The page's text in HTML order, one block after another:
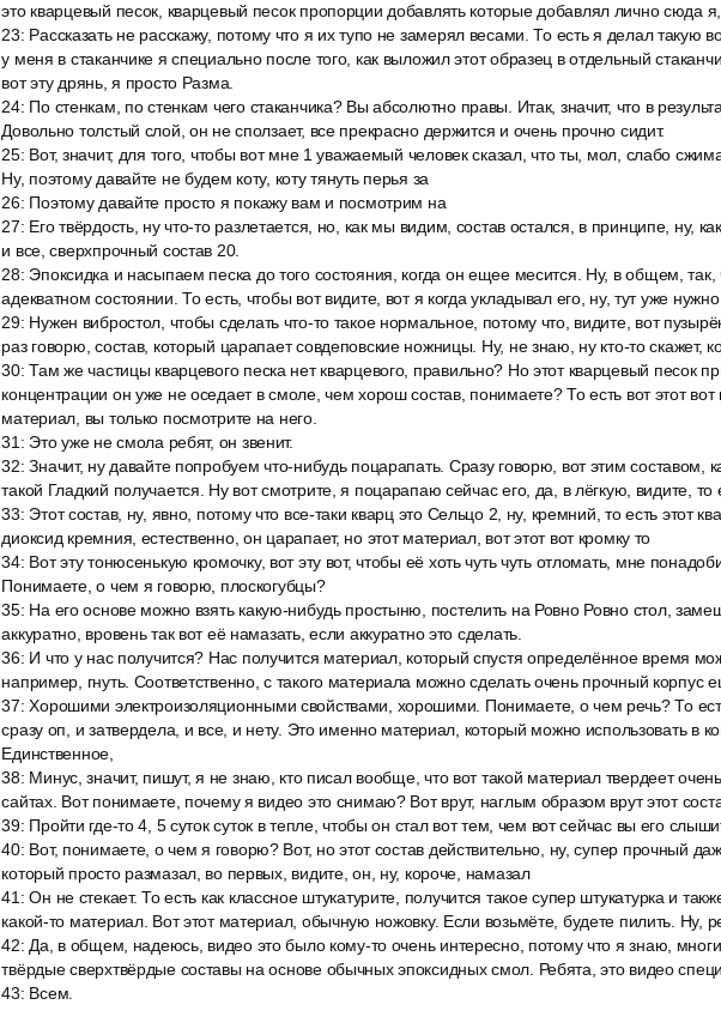
это кварцевый песок, кварцевый песок пропорции добавлять которые добавлял лично сюда
23: Рассказать не расскажу, потому что я их тупо не замерял весами. То есть я делал такую
у меня в стаканчике я специально после того, как выложил этот образец в отдельный
вот эту дрянь, я просто Разма.
24: По стенкам, по стенкам чего стаканчика? Вы абсолютно правы. Итак, значит, что в
Довольно толстый слой, он не сползает, все прекрасно держится и очень прочно сидит.
25: Вот, значит, для того, чтобы вот мне 1 уважаемый человек сказал, что ты, мол, слабо
Ну, поэтому давайте не будем коту, коту тянуть перья за
26: Поэтому давайте просто я покажу вам и посмотрим на
27: Его твёрдость, ну что-то разлетается, но, как мы видим, состав остался, в принципе, ну,
и все, сверхпрочный состав 20.
28: Эпоксидка и насыпаем песка до того состояния, когда он ещее месится. Ну, в общем,
адекватном состоянии. То есть, чтобы вот видите, вот я когда укладывал его, ну, тут уже нужно
29: Нужен вибростол, чтобы сделать что-то такое нормальное, потому что, видите, вот
раз говорю, состав, который царапает совдеповские ножницы. Ну, не знаю, ну кто-то скажет,
30:Там же частицы кварцевого песка нет кварцевого, правильно? Но этот кварцевый песок
концентрации он уже не оседает в смоле, чем хорош состав, понимаете? То есть вот этот вот
материал, вы только посмотрите на него.
31 : Это уже не смола ребят, он звенит.
32:Значит, ну давайте попробуем что-нибудь поцарапать. Сразу говорю, вот этим составом,
такой Гладкий получается. Ну вот смотрите, я поцарапаю сейчас его, да, в лёгкую, видите, то
33: Этот состав, ну, явно, потому что все-таки кварц это Сельцо 2, ну, кремний, то есть этот
диоксид кремния, естественно, он царапает, но этот материал, вот этот вот кромку то
34: Вот эту тонюсенькую кромочку, вот эту вот, чтобы её хоть чуть чуть отломать, мне
Понимаете, о чем я говорю, плоскогубцы?
35: На его основе можно взять какую-нибудь простыню, постелить на Ровно Ровно стол,
аккуратно, вровень так вот её намазать, если аккуратно это сделать.
36: И что у нас получится? Нас получится материал, который спустя определённое время
например, гнуть. Соответственно, с такого материала можно сделать очень прочный корпус
37:Хорошими электроизоляционными свойствами, хорошими. Понимаете, о чем речь? То
сразу оп, и затвердела, и все, и нету. Это именно материал, который можно использовать в
Единственное,
38: Минус, значит, пишут, я не знаю, кто писал вообще, что вот такой материал твердеет
сайтах. Вот понимаете, почему я видео это снимаю? Вот врут, наглым образом врут этот
39: Пройти где-то 4, 5 суток суток в тепле, чтобы он стал вот тем, чем вот сейчас вы его
40: Вот, понимаете, о чем я говорю? Вот, но этот состав действительно, ну, супер прочный
который просто размазал, во первых, видите, он, ну, короче, намазал
41 :Он не стекает. То есть как классное штукатурите, получится такое супер штукатурка и
какой-то материал. Вот этот материал, обычную ножовку. Если возьмёте, будете пилить. Ну,
42: Да, в общем, надеюсь, видео это было кому-то очень интересно, потому что я знаю,
твёрдые сверхтвёрдые составы на основе обычных эпоксидных смол. Ребята, это видео
43: Всем.